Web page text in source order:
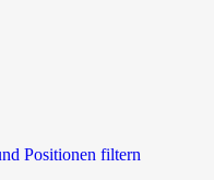
Positionen filtern